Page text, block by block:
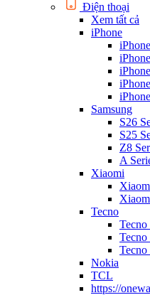
Điện thoại
Xem tất cả
iPhone
Samsung
S26
S25
Z8
A
Xiaomi
Tecno
Tecno
Tecno
Tecno
Nokia
TCL
https://